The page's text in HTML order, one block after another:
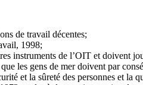
de travail décentes;
1998;
instruments de l’OIT et doivent
les gens de mer doivent par
et la sûreté des personnes et